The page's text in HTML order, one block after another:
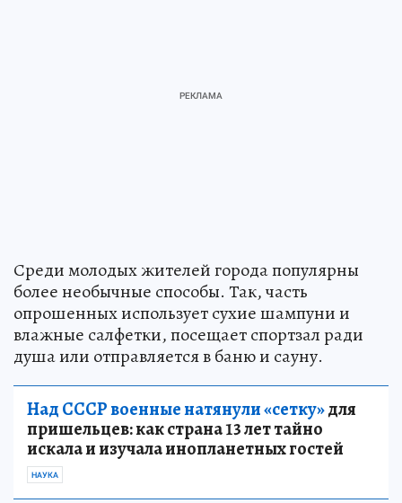
Среди молодых жителей города популярны
более необычные способы. Так, часть
опрошенных использует сухие шампуни и
влажные салфетки, посещает спортзал ради
душа или отправляется в баню и сауну.
Над СССР военные натянули «сетку»для
пришельцев: как страна 13 лет тайно
искала и изучала инопланетных гостей
НАУКА